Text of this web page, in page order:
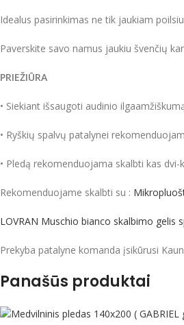
Idealus pasirinkimas ne tik jaukiam
Paverskite savo namus jaukiu švenčių
PRIEŽIŪRA
• Siekiant išsaugoti audinio
• Ryškių spalvų patalynei
• Pledą rekomenduojama skalbti kas
Rekomenduojame skalbti su :
LOVRAN Muschio bianco skalbimo gelis
Prekyba patalyne komanda įsikūrusi
Panašūs produktai